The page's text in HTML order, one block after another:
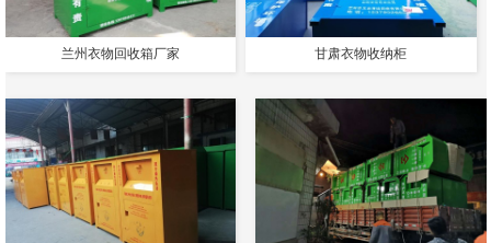
兰州衣物回收箱厂家 甘肃衣物收纳柜